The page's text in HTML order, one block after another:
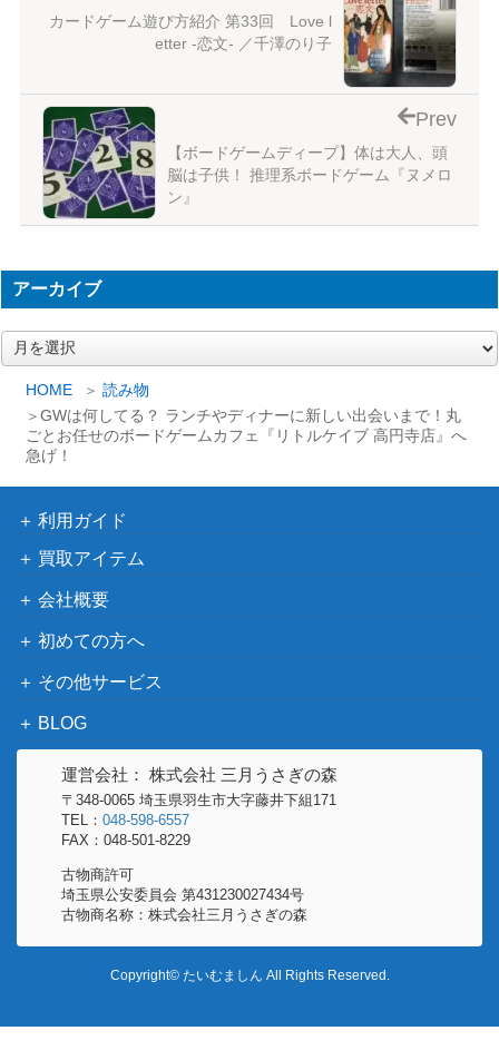
HOME
読み物
GWは何してる？ ランチやディナーに新しい出会いまで！丸
ごとお任せのボードゲームカフェ『リトルケイブ 高円寺店』へ
急げ！
カードゲーム遊び方紹介 第33回 Love l
etter -恋文- ／千澤のり子
【ボードゲームディープ】体は大人、頭
脳は子供！ 推理系ボードゲーム『ヌメロ
ン』
Prev
アーカイブ
ー
利用ガイド
買取アイテム
会社概要
初めての方へ
その他サービス
BLOG
運営会社： 株式会社 三月うさぎの森
〒348-0065 埼玉県羽生市大字藤井下組171
TEL： 048-598-6557
FAX：048-501-8229
古物商許可
埼玉県公安委員会 第431230027434号
古物商名称：株式会社三月うさぎの森
Copyright© たいむましん All Rights Reserved.